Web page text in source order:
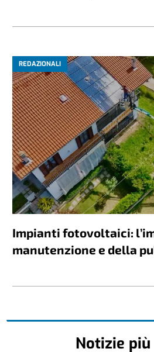
REDAZIONALI
Impianti fotovoltaici:
manutenzione e della
Notizie